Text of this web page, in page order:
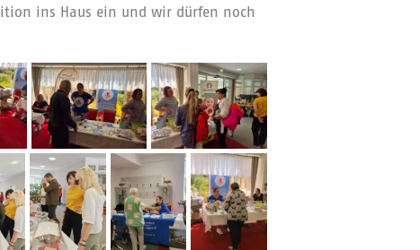
ins Haus ein und wir dürfen noch